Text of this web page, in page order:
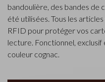
bandoulière, des bandes de
été utilisées. Tous les
RFID pour protéger vos
lecture. Fonctionnel,
couleur cognac.